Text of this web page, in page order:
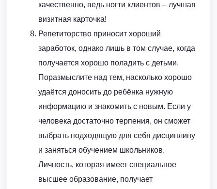
качественно, ведь ногти клиентов – лучшая
визитная карточка!
Репетиторство приносит хороший
заработок, однако лишь в том случае, когда
получается хорошо поладить с детьми.
Поразмыслите над тем, насколько хорошо
удаётся доносить до ребёнка нужную
информацию и знакомить с новым. Если у
человека достаточно терпения, он сможет
выбрать подходящую для себя дисциплину
и заняться обучением школьников.
Личность, которая имеет специальное
высшее образование, получает